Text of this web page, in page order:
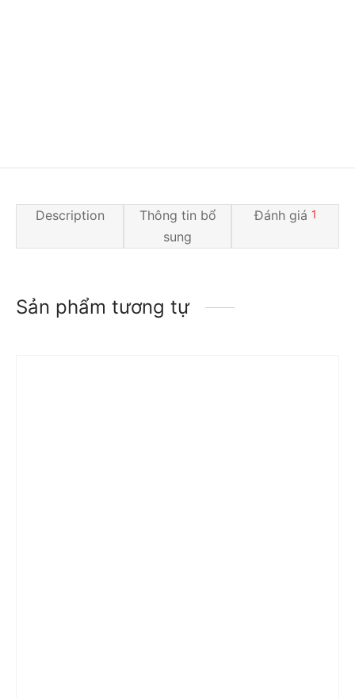
Description
Thông tin bổ
sung
Đánh giá 1
Sản phẩm tương tự